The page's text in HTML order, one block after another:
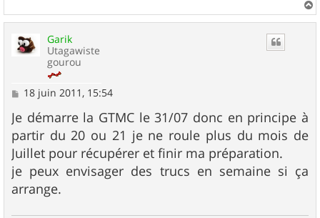
a
Garik
Utagawiste
gourou
M
s
s
a
g
e
18 juin 2011, 15:54
Je démarre la GTMC le 31/07 donc en principe à
partir du 20 ou 21 je ne roule plus du mois de
Juillet pour récupérer et finir ma préparation.
je peux envisager des trucs en semaine si ça
arrange.